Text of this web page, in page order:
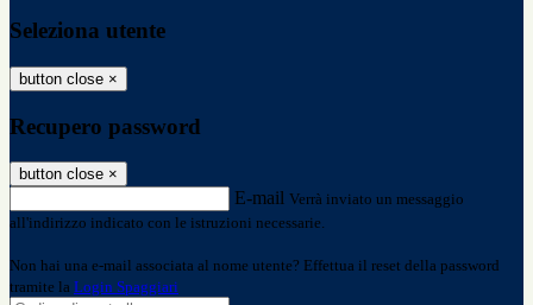
Seleziona utente
button close ×
Recupero password
button close ×
E-mail Verrà inviato un messaggio
all'indirizzo indicato con le istruzioni necessarie.
Non hai una e-mail associata al nome utente? Effettua il reset della password
tramite la Login Spaggiari